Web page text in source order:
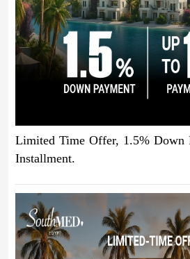
Limited Time Offer, 1.5% Down
Installment.